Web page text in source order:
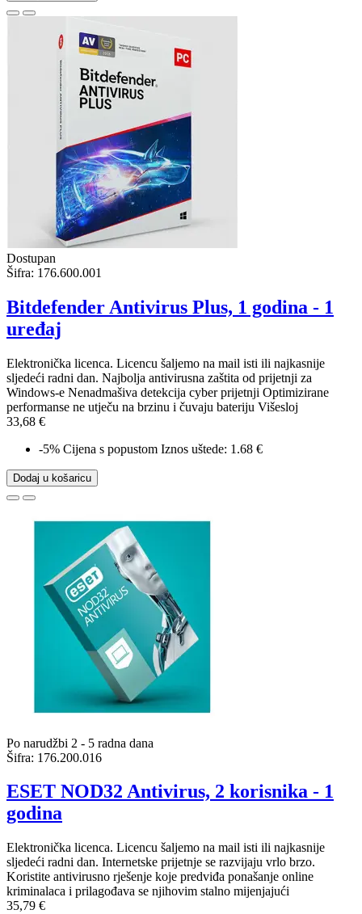
Dostupan
Šifra: 176.600.001
Bitdefender Antivirus Plus, 1 godina - 1
uređaj
Elektronička licenca. Licencu šaljemo na mail isti ili najkasnije
sljedeći radni dan. Najbolja antivirusna zaštita od prijetnji za
Windows-e Nenadmašiva detekcija cyber prijetnji Optimizirane
performanse ne utječu na brzinu i čuvaju bateriju Višesloj
33,68 €
-5% Cijena s popustom Iznos uštede: 1.68 €
Dodaj u košaricu
Po narudžbi 2 - 5 radna dana
Šifra: 176.200.016
ESET NOD32 Antivirus, 2 korisnika - 1
godina
Elektronička licenca. Licencu šaljemo na mail isti ili najkasnije
sljedeći radni dan. Internetske prijetnje se razvijaju vrlo brzo.
Koristite antivirusno rješenje koje predviđa ponašanje online
kriminalaca i prilagođava se njihovim stalno mijenjajući
35,79 €